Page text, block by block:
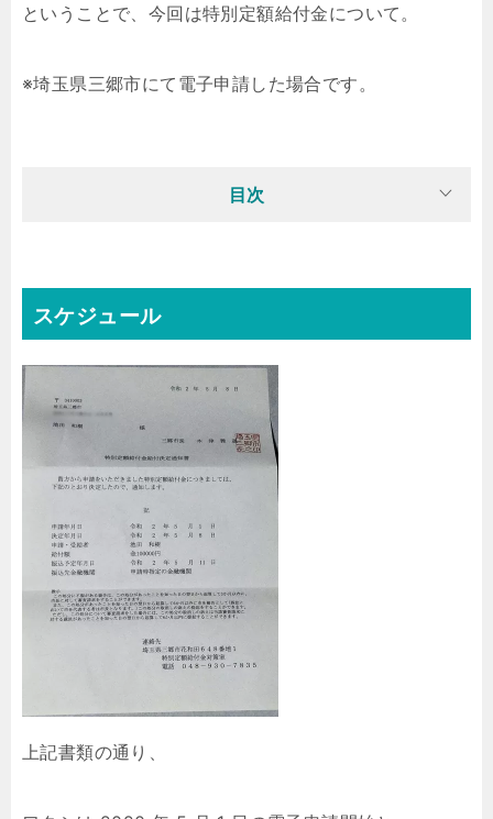
ということで、今回は特別定額給付金について。
※埼玉県三郷市にて電子申請した場合です。
目次
スケジュール
上記書類の通り、